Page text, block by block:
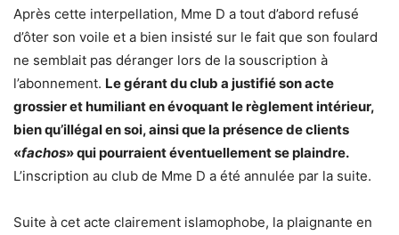
Après cette interpellation, Mme D a tout d’abord refusé
d’ôter son voile et a bien insisté sur le fait que son foulard
ne semblait pas déranger lors de la souscription à
l’abonnement. Le gérant du club a justifié son acte
grossier et humiliant en évoquant le règlement intérieur,
bien qu’illégal en soi, ainsi que la présence de clients
«fachos» qui pourraient éventuellement se plaindre.
L’inscription au club de Mme D a été annulée par la suite.
Suite à cet acte clairement islamophobe, la plaignante en